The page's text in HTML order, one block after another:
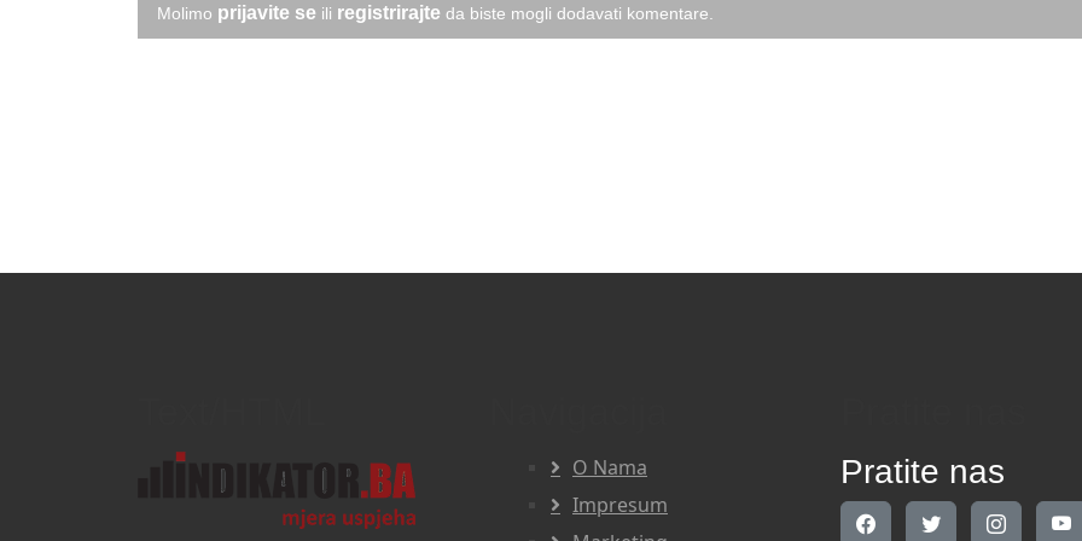
Molimo prijavite se ili registrirajte da biste mogli dodavati komentare.
O Nama
Impresum
Pratite nas